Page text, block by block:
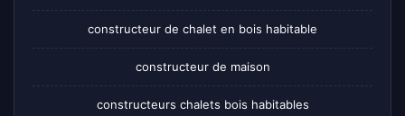
constructeur de chalet en bois habitable
constructeur de maison
constructeurs chalets bois habitables